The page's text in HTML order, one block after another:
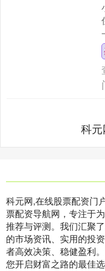
科
科元网,在线股票配资门
票配资导航网，专注于
推荐与评测。我们汇聚
的市场资讯、实用的投
者高效决策、稳健盈利
您开启财富之路的最佳选